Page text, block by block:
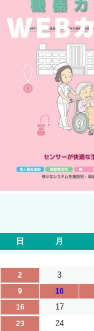
日 月
2
3
9
10
16
17
23
24